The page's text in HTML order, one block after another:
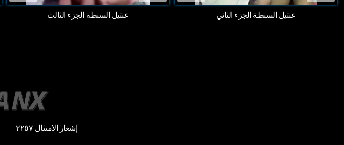
عنتيل السنطة الجزء الثالث عنتيل السنطة الجزء الثاني
إشعار الامتثال ٢٢٥٧